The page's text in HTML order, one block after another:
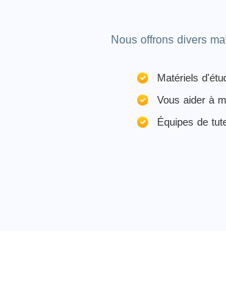
Nous offrons divers
Matériels
Vous aider à
Équipes de